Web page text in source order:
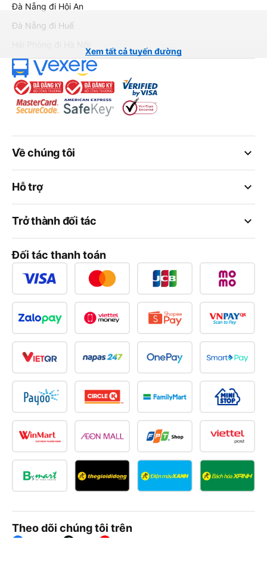
Đà Nẵng đi Hội An
Đà Nẵng đi Huế
Xem tất cả tuyến đường
keyboard_arrow_down
Về chúng tôi
keyboard_arrow_down
Hỗ trợ
keyboard_arrow_down
Trở thành đối tác
Đối tác thanh toán
Theo dõi chúng tôi trên